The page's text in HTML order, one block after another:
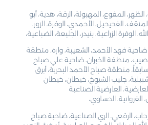
المقوع، المهبولة، الرقة، هدية، أبو
الفحيحيل، الأحمدي، الوفرة، الزور،
الوفرة الزراعية، بنيدر، الجليعة، الضباعية،
ضاحية فهد الأحمد، الشعيبة، واره، منطقة
منطقة الخيران، ضاحية علي صباح
منطقة صباح الأحمد البحرية، أبرق
جليب الشيوخ، خيطان، خيطان
العارضية الصناعية
الفروانية، الحساوي،
الرقعي، الري الصناعية، ضاحية صباح